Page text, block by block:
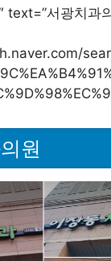
text=”서광치과
원